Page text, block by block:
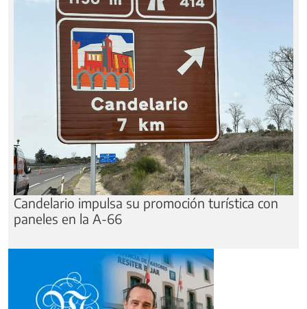
Candelario impulsa su promoción turística con
paneles en la A-66